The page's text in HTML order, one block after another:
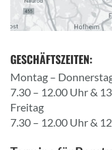
GESCHÄFTSZEITEN:
Montag –
7.30 – 12.00 Uhr &
Freitag
7.30 – 12.00 Uhr &